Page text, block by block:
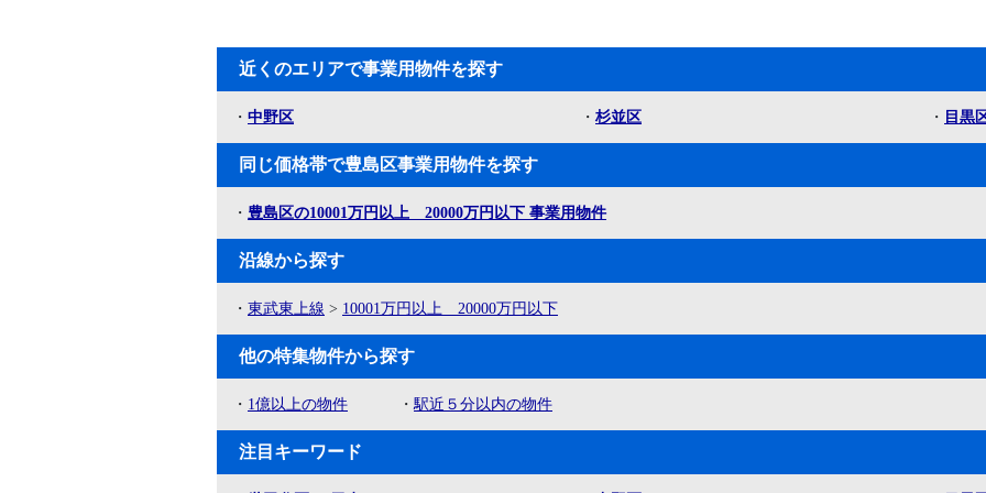
近くのエリアで事業用物件を探す
・ 中野区 ・ 杉並区 ・ 目黒
同じ価格帯で豊島区事業用物件を探す
・ 豊島区の10001万円以上 20000万円以下 事業用物件
沿線から探す
・ 東武東上線 > 10001万円以上 20000万円以下
他の特集物件から探す
・ 1億以上の物件 ・ 駅近５分以内の物件
注目キーワード